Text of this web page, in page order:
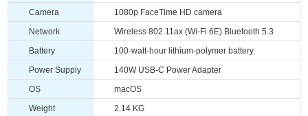
Camera 1080p FaceTime HD camera
Network Wireless 802.11ax (Wi-Fi 6E) Bluetooth 5.3
Battery 100-watt-hour lithium-polymer battery
Power Supply 140W USB-C Power Adapter
OS macOS
Weight 2.14 KG